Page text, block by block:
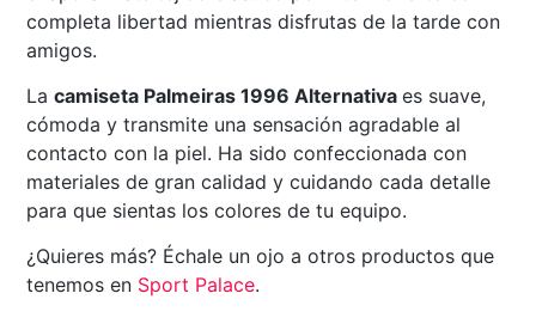
completa libertad mientras disfrutas de la tarde con
amigos.
Lacamiseta Palmeiras 1996 Alternativa es suave,
cómoda y transmite una sensación agradable al
contacto con la piel. Ha sido confeccionada con
materiales de gran calidad y cuidando cada detalle
para que sientas los colores de tu equipo.
¿Quieres más? Échale un ojo a otros productos que
tenemos en Sport Palace.